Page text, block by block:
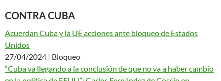
CONTRA CUBA
Acuerdan Cuba y la UE acciones ante bloqueo de Estados
Unidos
27/04/2024 | Bloqueo
“Cuba va llegando a la conclusión de que no va a haber cambio